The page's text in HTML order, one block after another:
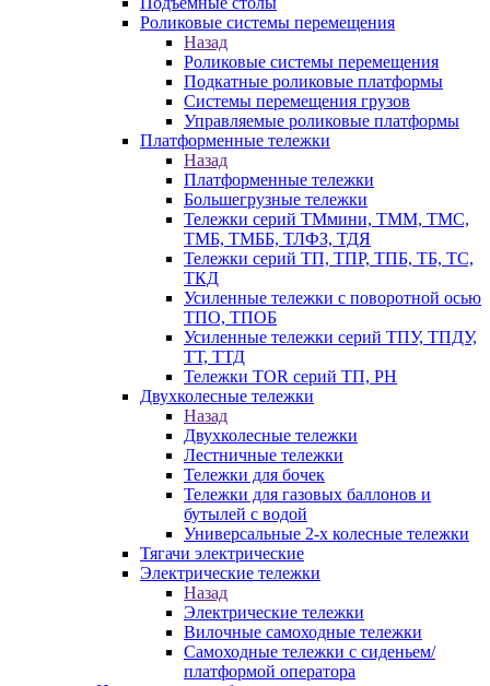
Роликовые системы перемещения
Назад
Роликовые системы перемещения
Подкатные роликовые платформы
Системы перемещения грузов
Управляемые роликовые платформы
Платформенные тележки
Назад
Платформенные тележки
Большегрузные тележки
Тележки серий ТМмини, ТММ, ТМС,
ТМБ, ТМББ, ТЛФЗ, ТДЯ
Тележки серий ТП, ТПР, ТПБ, ТБ, ТС,
ТКД
Усиленные тележки с поворотной осью
ТПО, ТПОБ
Усиленные тележки серий ТПУ, ТПДУ,
ТТ, ТТД
Тележки TOR серий ТП, PH
Двухколесные тележки
Назад
Двухколесные тележки
Лестничные тележки
Тележки для бочек
Тележки для газовых баллонов и
бутылей с водой
Универсальные 2-х колесные тележки
Тягачи электрические
Электрические тележки
Назад
Электрические тележки
Вилочные самоходные тележки
Самоходные тележки с сиденьем/
платформой оператора